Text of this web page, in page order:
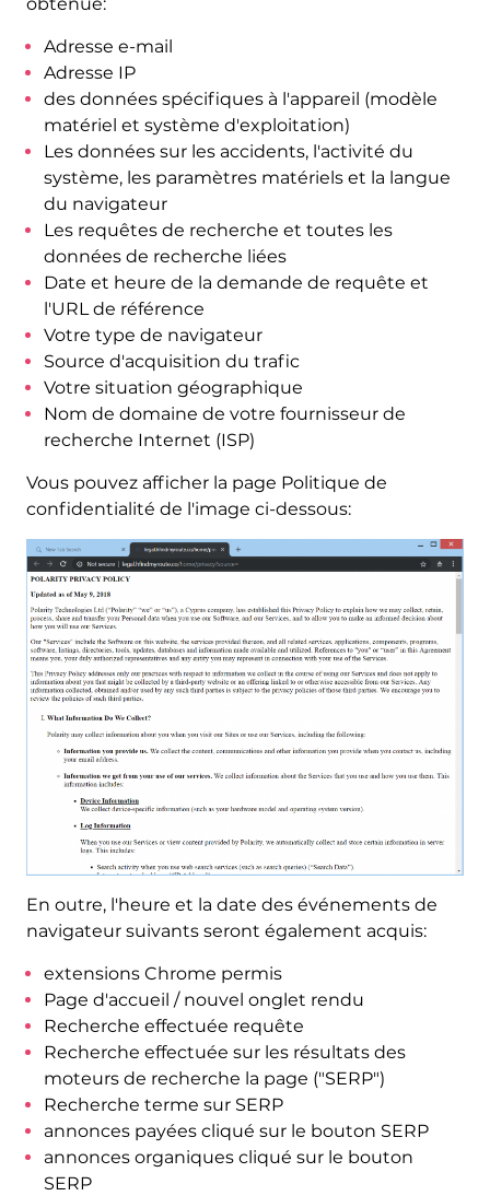
Adresse e-mail
Adresse IP
des données spécifiques à l'appareil (modèle
matériel et système d'exploitation)
Les données sur les accidents, l'activité du
système, les paramètres matériels et la langue
du navigateur
Les requêtes de recherche et toutes les
données de recherche liées
Date et heure de la demande de requête et
l'URL de référence
Votre type de navigateur
Source d'acquisition du trafic
Votre situation géographique
Nom de domaine de votre fournisseur de
recherche Internet (ISP)
Vous pouvez afficher la page Politique de
confidentialité de l'image ci-dessous:
En outre, l'heure et la date des événements de
navigateur suivants seront également acquis:
extensions Chrome permis
Page d'accueil / nouvel onglet rendu
Recherche effectuée requête
Recherche effectuée sur les résultats des
moteurs de recherche la page ("SERP")
Recherche terme sur SERP
annonces payées cliqué sur le bouton SERP
annonces organiques cliqué sur le bouton
SERP